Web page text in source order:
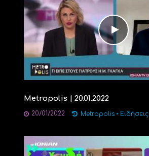
Metropolis | 20.01.2022
20/01/2022 Metropolis • Ειδήσεις